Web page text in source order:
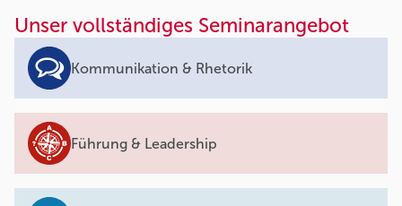
Unser vollständiges Seminarangebot
Kommunikation & Rhetorik
Führung & Leadership